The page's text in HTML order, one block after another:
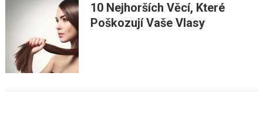
10 Nejhorších Věcí, Které
Poškozují Vaše Vlasy